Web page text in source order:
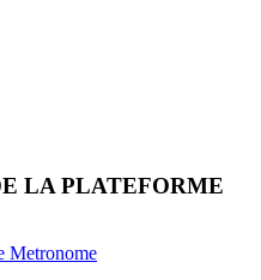
LA PLATEFORME
Metronome